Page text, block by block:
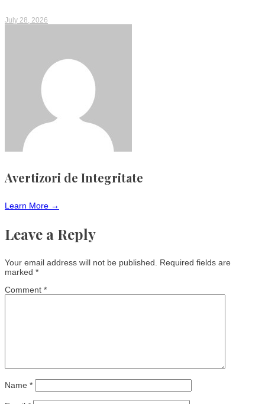
July 28, 2026
Avertizori de Integritate
Learn More →
Leave a Reply
Your email address will not be published.
Required fields are
marked *
Comment *
Name *